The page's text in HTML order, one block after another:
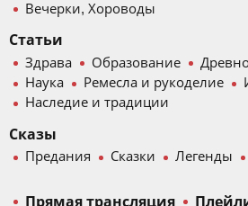
Вечерки, Хороводы
Статьи
Здрава Образование
Наука
Ремесла и рукоделие
Наследие и традиции
Сказы
Предания Сказки Легенды
Прямая трансляция